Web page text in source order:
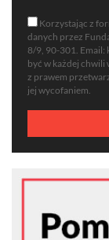
Korzystając z
danych przez
8/9, 90-301. Email:
być w każdej chwili
z prawem
jej wycofaniem.